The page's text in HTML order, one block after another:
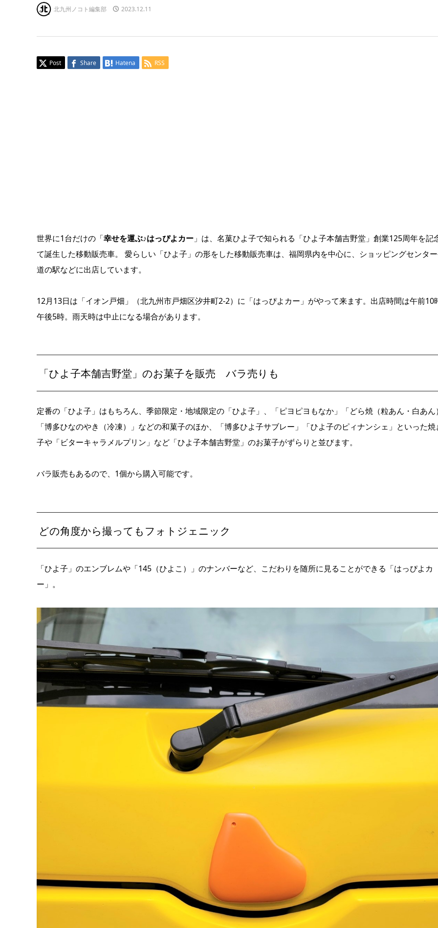
北九州ノコト編集部 2023.12.11
Post Share Hatena RSS
世界に1台だけの「幸せを運ぶ♪はっぴよカー」は、名菓ひよ子で知られる「ひよ子本舗吉野堂」創業125周年を記
て誕生した移動販売車。 愛らしい「ひよ子」の形をした移動販売車は、福岡県内を中心に、ショッピングセンタ
道の駅などに出店しています。
12月13日は「イオン戸畑」（北九州市戸畑区汐井町2-2）に「はっぴよカー」がやって来ます。出店時間は午前10
午後5時。雨天時は中止になる場合があります。
「ひよ子本舗吉野堂」のお菓子を販売 バラ売りも
定番の「ひよ子」はもちろん、季節限定・地域限定の「ひよ子」、「ピヨピヨもなか」「どら焼（粒あん・白あん
「博多ひなのやき（冷凍）」などの和菓子のほか、「博多ひよ子サブレー」「ひよ子のピィナンシェ」といった焼
子や「ビターキャラメルプリン」など「ひよ子本舗吉野堂」のお菓子がずらりと並びます。
バラ販売もあるので、1個から購入可能です。
どの角度から撮ってもフォトジェニック
「ひよ子」のエンブレムや「145（ひよこ）」のナンバーなど、こだわりを随所に見ることができる「はっぴよカ
ー」。